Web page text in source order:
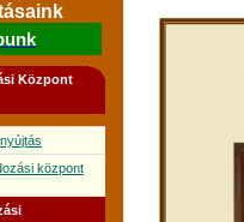
Központ
központ